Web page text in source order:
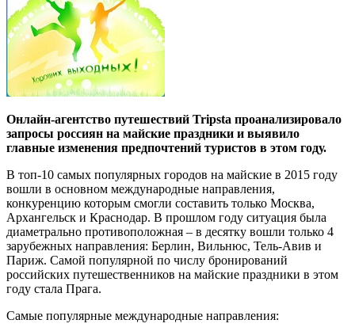
Онлайн-агентство путешествий Tripsta проанализировало
запросы россиян на майские праздники и выявило
главные изменения предпочтений туристов в этом году.
В топ-10 самых популярных городов на майские в 2015 году
вошли в основном международные направления,
конкуренцию которым смогли составить только Москва,
Архангельск и Краснодар. В прошлом году ситуация была
диаметрально противоположная – в десятку вошли только 4
зарубежных направления: Берлин, Вильнюс, Тель-Авив и
Париж. Самой популярной по числу бронирований
российских путешественников на майские праздники в этом
году стала Прага.
Самые популярные международные направления: